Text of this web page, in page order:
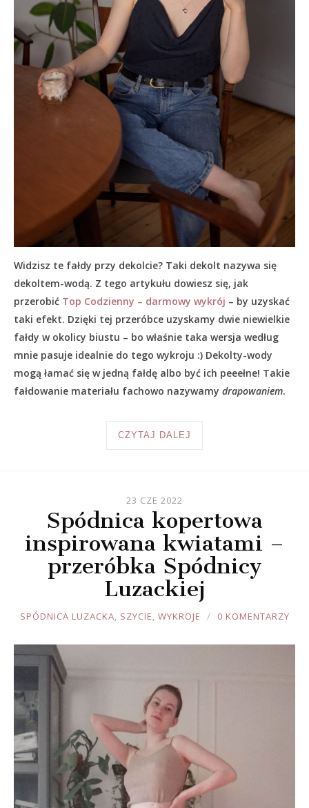
Widzisz te fałdy przy dekolcie? Taki dekolt nazywa się
dekoltem-wodą. Z tego artykułu dowiesz się, jak
przerobić Top Codzienny – darmowy wykrój – by uzyskać
taki efekt. Dzięki tej przeróbce uzyskamy dwie niewielkie
fałdy w okolicy biustu – bo właśnie taka wersja według
mnie pasuje idealnie do tego wykroju :) Dekolty-wody
mogą łamać się w jedną fałdę albo być ich peeełne! Takie
fałdowanie materiału fachowo nazywamy drapowaniem.
CZYTAJ DALEJ
23 CZE 2022
Spódnica kopertowa
inspirowana kwiatami –
przeróbka Spódnicy
Luzackiej
JOULE
SPÓDNICA LUZACKA, SZYCIE, WYKROJE 0 KOMENTARZY